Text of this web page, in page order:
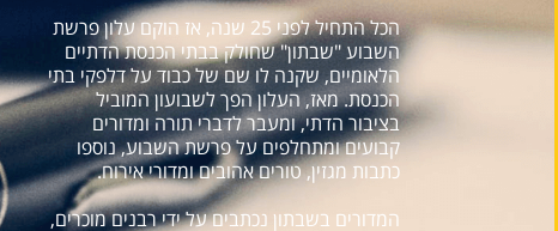
הכל התחיל לפני 25 שנה, אז הוקם עלון פרשת
השבוע "שבתון" שחולק בבתי הכנסת הדתיים
הלאומיים, שקנה לו שם של כבוד על דלפקי בתי
הכנסת. מאז, העלון הפך לשבועון המוביל
בציבור הדתי, ומעבר לדברי תורה ומדורים
קבועים ומתחלפים על פרשת השבוע, נוספו
כתבות מגזין, טורים אהובים ומדורי אירוח.
המדורים בשבתון נכתבים על ידי רבנים מוכרים,